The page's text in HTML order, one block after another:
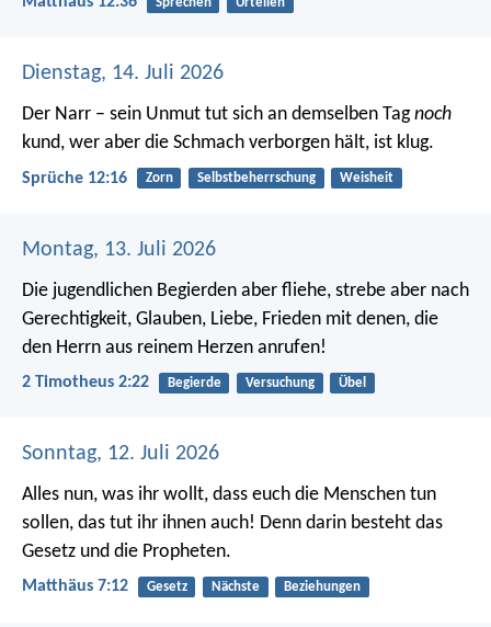
Dienstag, 14. Juli 2026
Der Narr – sein Unmut tut sich an demselben Tagnoch
kund, wer aber die Schmach verborgen hält, ist klug.
Sprüche 12:16 Zorn Selbstbeherrschung Weisheit
Montag, 13. Juli 2026
Die jugendlichen Begierden aber fliehe, strebe aber nach
Gerechtigkeit, Glauben, Liebe, Frieden mit denen, die
den Herrn aus reinem Herzen anrufen!
2 Timotheus 2:22 Begierde Versuchung Übel
Sonntag, 12. Juli 2026
Alles nun, was ihr wollt, dass euch die Menschen tun
sollen, das tut ihr ihnen auch! Denn darin besteht das
Gesetz und die Propheten.
Matthäus 7:12 Gesetz Nächste Beziehungen